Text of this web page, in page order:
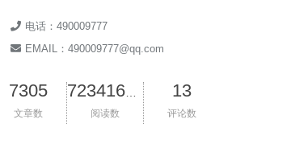
电话：490009777
EMAIL：490009777@qq.com
7305
文章数 阅读数
13
评论数